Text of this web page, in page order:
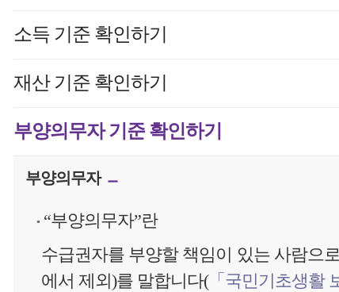
소득 기준 확인하기
재산 기준 확인하기
부양의무자 기준 확인하기
부양의무자
“부양의무자”란
수급권자를 부양할 책임이 있는 사람으
에서 제외)를 말합니다(「국민기초생활